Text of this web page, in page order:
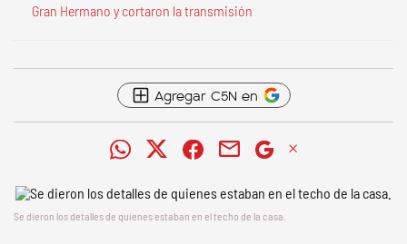
Gran Hermano y cortaron la transmisión
Agregar C5N en
Se dieron los detalles de quienes estaban en el techo de la casa.